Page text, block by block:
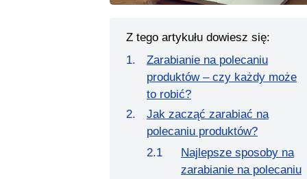
Z tego artykułu dowiesz się:
Zarabianie na polecaniu
produktów – czy każdy może
to robić?
Jak zacząć zarabiać na
polecaniu produktów?
Najlepsze sposoby na
zarabianie na polecaniu